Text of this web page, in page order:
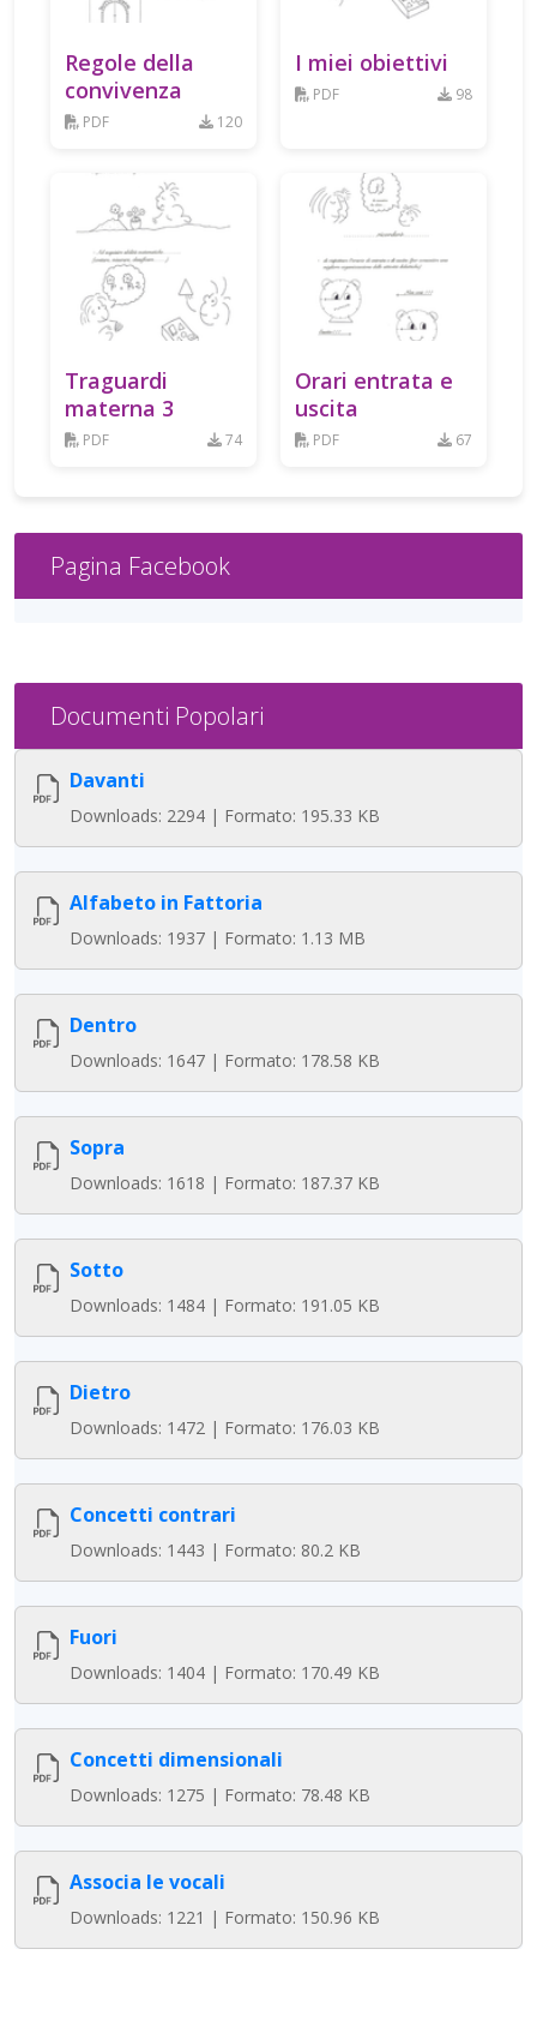
Regole della
convivenza
PDF 120
I miei obiettivi
PDF 98
Traguardi
materna 3
PDF 74
Orari entrata e
uscita
PDF 67
Pagina Facebook
Documenti Popolari
Davanti
Downloads: 2294 | Formato: 195.33 KB
Alfabeto in Fattoria
Downloads: 1937 | Formato: 1.13 MB
Dentro
Downloads: 1647 | Formato: 178.58 KB
Sopra
Downloads: 1618 | Formato: 187.37 KB
Sotto
Downloads: 1484 | Formato: 191.05 KB
Dietro
Downloads: 1472 | Formato: 176.03 KB
Concetti contrari
Downloads: 1443 | Formato: 80.2 KB
Fuori
Downloads: 1404 | Formato: 170.49 KB
Concetti dimensionali
Downloads: 1275 | Formato: 78.48 KB
Associa le vocali
Downloads: 1221 | Formato: 150.96 KB